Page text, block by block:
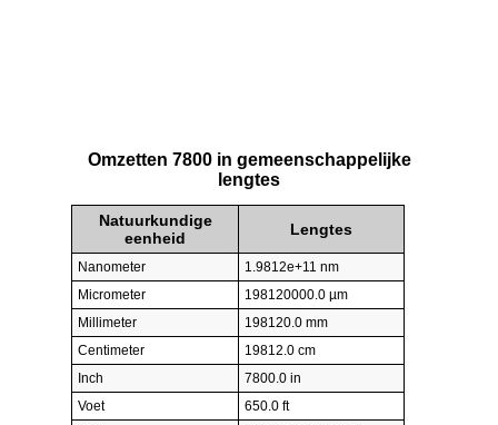
Omzetten 7800 in gemeenschappelijke
lengtes
Natuurkundige
eenheid
Lengtes
Nanometer
1.9812e+11 nm
Micrometer
198120000.0 µm
Millimeter
198120.0 mm
Centimeter
19812.0 cm
Inch
7800.0 in
Voet
650.0 ft